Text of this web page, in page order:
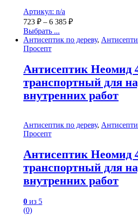
Артикул: n/a
723 ₽ – 6 385 ₽
Выбрать ...
Антисептик по дереву,
Просепт
Антисептик Неомид
транспортный для
внутренних работ
Антисептик по дереву,
Просепт
Антисептик Неомид
транспортный для
внутренних работ
0 из 5
(0)